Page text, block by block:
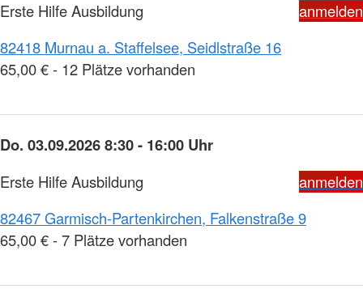
Erste Hilfe Ausbildung
anmelden
82418 Murnau a. Staffelsee, Seidlstraße 16
65,00 € - 12 Plätze vorhanden
Do. 03.09.2026 8:30 - 16:00 Uhr
Erste Hilfe Ausbildung
anmelden
82467 Garmisch-Partenkirchen, Falkenstraße 9
65,00 € - 7 Plätze vorhanden